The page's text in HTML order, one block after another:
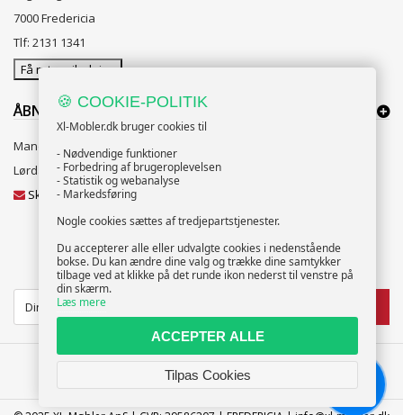
7000 Fredericia
Tlf: 2131 1341
Få rutevejledning
ÅBNINGSTIDER:
Mandag til Fredag 10:00 til 18:00
Lørdag og Søndag 10:00 til 16:00
Skriv til vores kundeservice
NYHEDSBREV
🍪 COOKIE-POLITIK
Xl-Mobler.dk bruger cookies til
- Nødvendige funktioner
- Forbedring af brugeroplevelsen
- Statistik og webanalyse
- Markedsføring
Nogle cookies sættes af tredjepartstjenester.
Du accepterer alle eller udvalgte cookies i nedenstående
bokse. Du kan ændre dine valg og trække dine samtykker
tilbage ved at klikke på det runde ikon nederst til venstre på
din skærm.
Læs mere
ACCEPTER ALLE
Tilpas Cookies